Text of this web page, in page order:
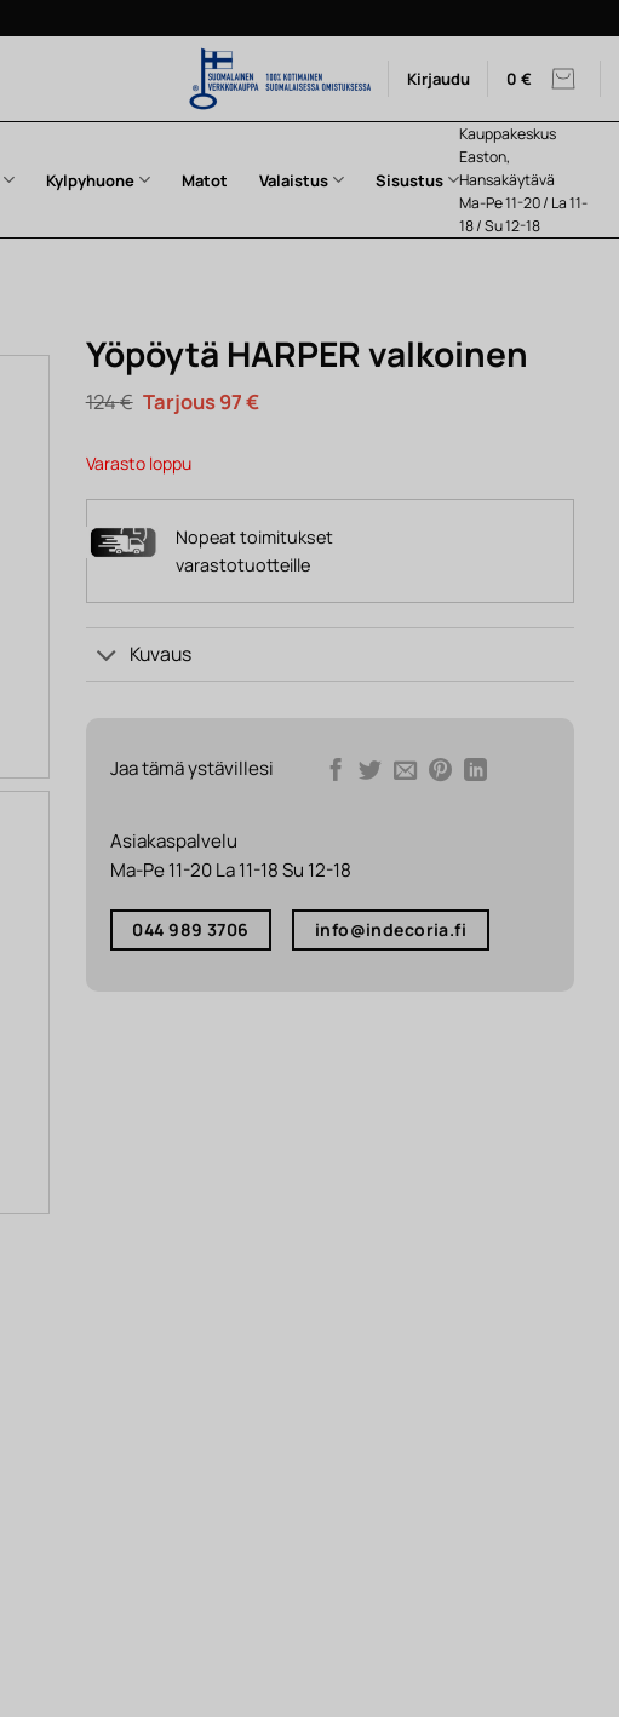
Kirjaudu 0 €
Kylpyhuone Matot Valaistus Sisustus
Kauppakeskus
Easton,
Hansakäytävä
Ma-Pe 11-20 / La 11-
18 / Su 12-18
Yöpöytä HARPER valkoinen
124€ Alkuperäinen
hinta
124 €.
97€Nykyinen
Varasto loppu
Nopeat toimitukset
varastotuotteille
Kuvaus
Jaa tämä ystävillesi
Asiakaspalvelu
Ma-Pe 11-20 La 11-18 Su 12-18
044 989 3706 info@indecoria.fi